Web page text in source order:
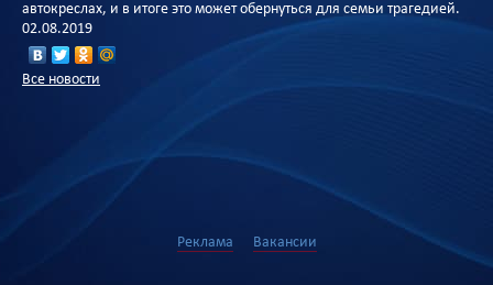
автокреслах, и в итоге это может обернуться для семьи трагедией.
02.08.2019
Все новости
Реклама Вакансии